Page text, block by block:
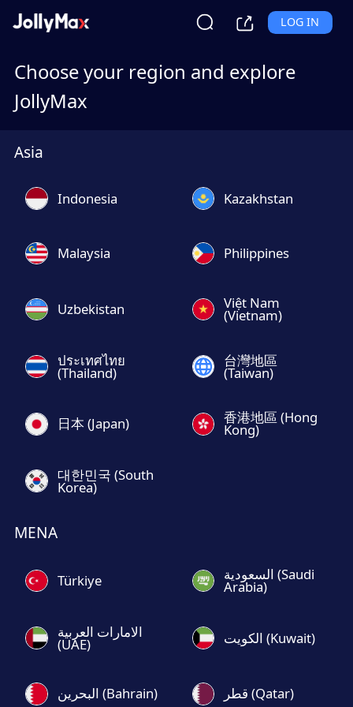
LOG IN
Choose your region and explore
JollyMax
Asia
Indonesia Kazakhstan
Malaysia Philippines
Uzbekistan Việt Nam
(Vietnam)
ประเทศไทย
(Thailand)
台灣地區
(Taiwan)
日本 (Japan) 香港地區 (Hong
Kong)
대한민국 (South
Korea)
MENA
Türkiye السعودية (Saudi
Arabia)
الامارات العربية
(UAE) الكويت (Kuwait)
البحرين (Bahrain) قطر (Qatar)